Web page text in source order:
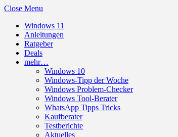
Close Menu
Windows 11
Anleitungen
Ratgeber
Deals
mehr…
Windows 10
Windows-Tipp der Woche
Windows Problem-Checker
Windows Tool-Berater
WhatsApp Tipps Tricks
Kaufberater
Testberichte
Aktuelles